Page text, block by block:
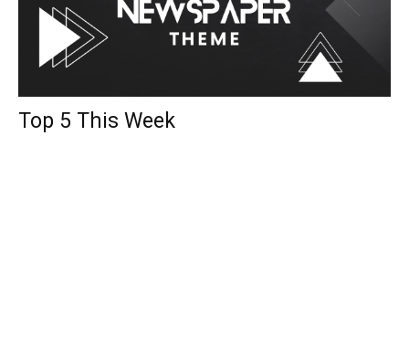
Top 5 This Week